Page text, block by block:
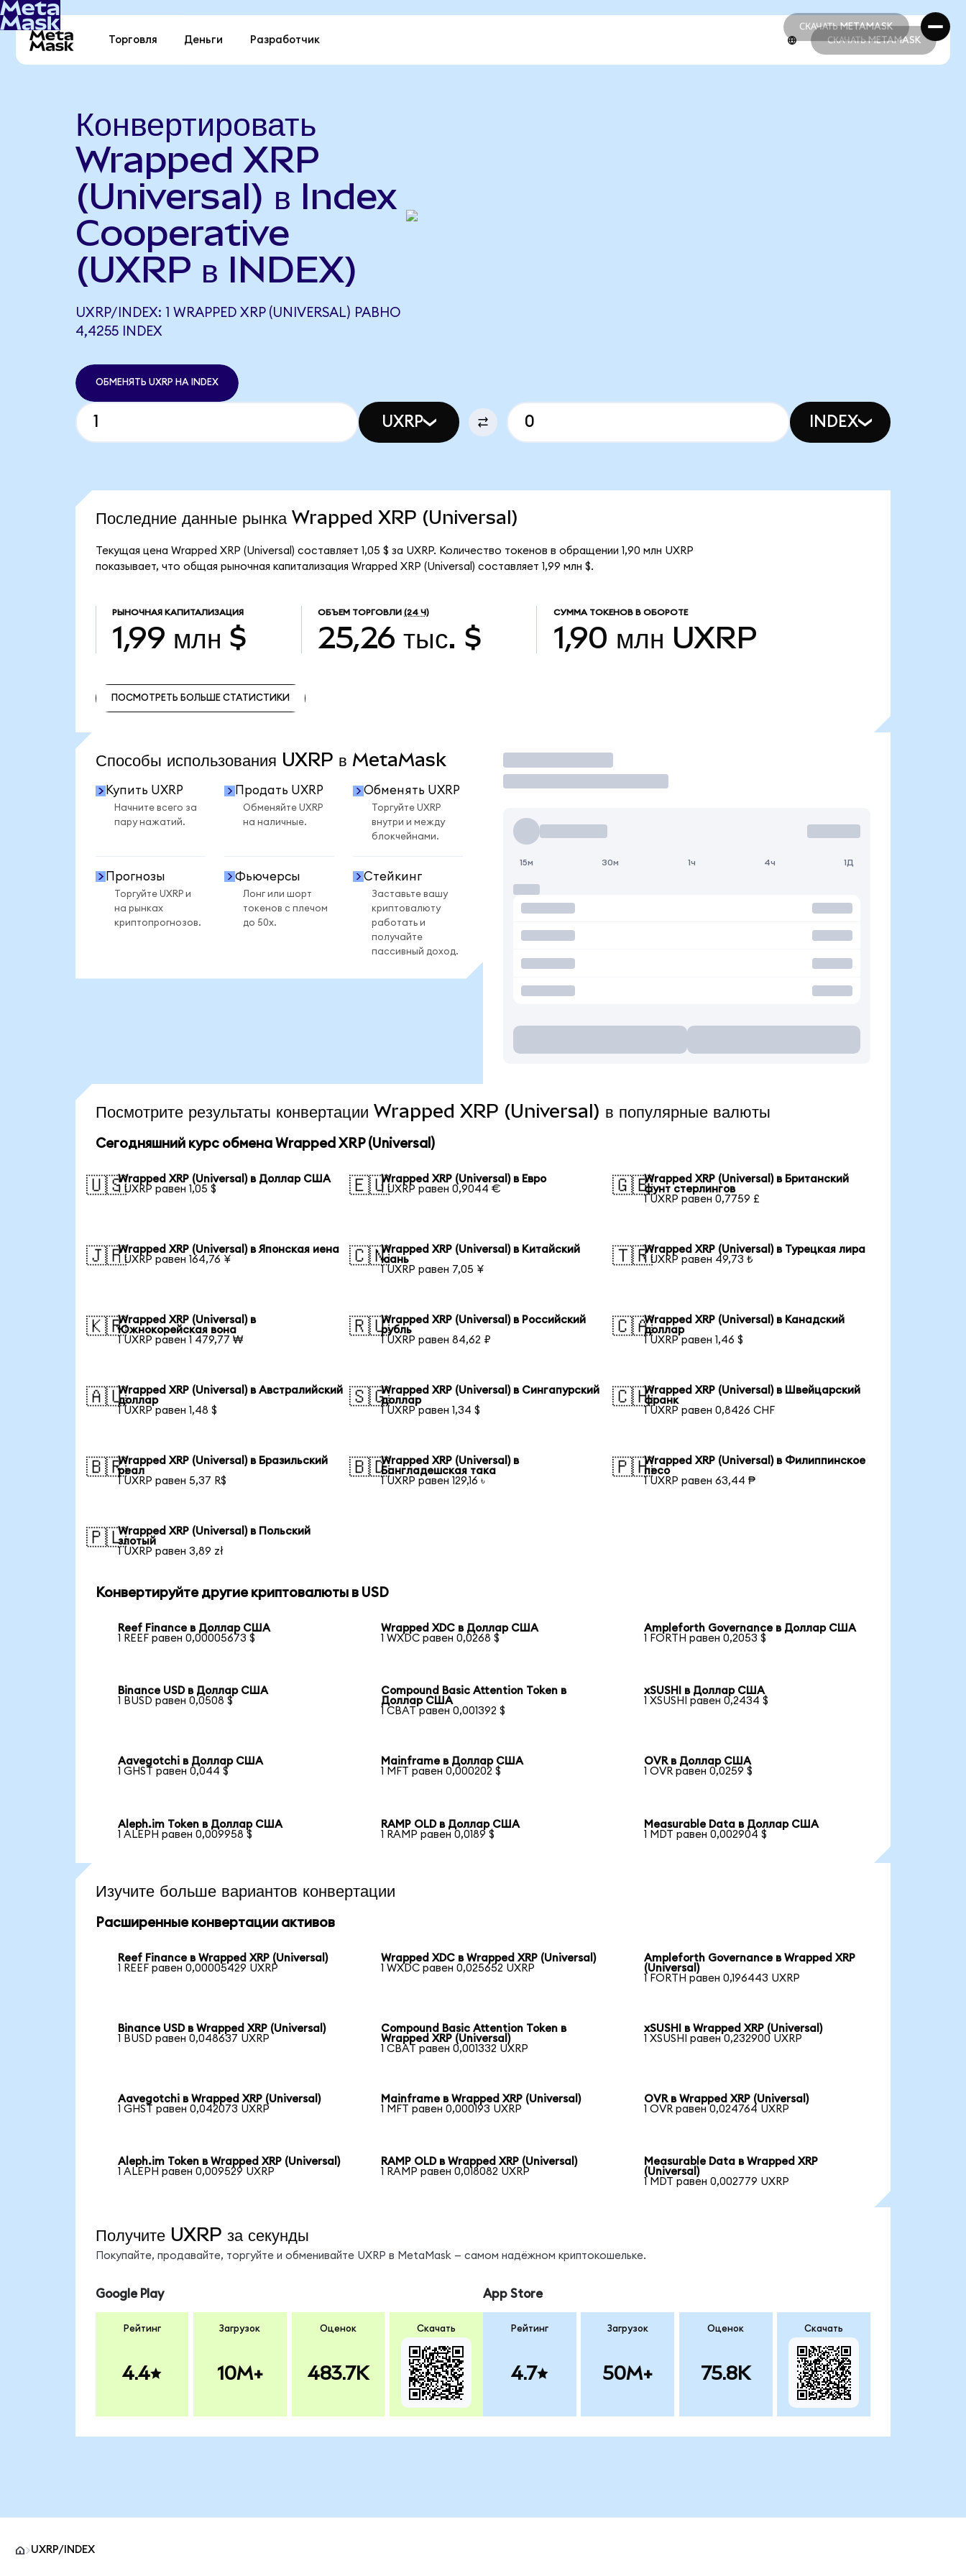
СКАЧАТЬ METAMASK
СКАЧАТЬ METAMASK
Торговля Деньги Разработчик СКАЧАТЬ METAMASK
Конвертировать
Wrapped XRP
(Universal) в Index
Cooperative
(UXRP в INDEX)
UXRP/INDEX: 1 WRAPPED XRP (UNIVERSAL) РАВНО
4,4255 INDEX
ОБМЕНЯТЬ UXRP НА INDEX
UXRP INDEX
Последние данные рынка Wrapped XRP (Universal)
Текущая цена Wrapped XRP (Universal) составляет 1,05 $ за UXRP. Количество токенов в обращении 1,90 млн UXRP
показывает, что общая рыночная капитализация Wrapped XRP (Universal) составляет 1,99 млн $.
РЫНОЧНАЯ КАПИТАЛИЗАЦИЯ
1,99 млн $
ОБЪЕМ ТОРГОВЛИ (24 Ч)
25,26 тыс. $
СУММА ТОКЕНОВ В ОБОРОТЕ
1,90 млн UXRP
ПОСМОТРЕТЬ БОЛЬШЕ СТАТИСТИКИ
Способы использования UXRP в MetaMask
Купить UXRP
Начните всего за
пару нажатий.
Продать UXRP
Обменяйте UXRP
на наличные.
Обменять UXRP
Торгуйте UXRP
внутри и между
блокчейнами.
Прогнозы
Торгуйте UXRP и
на рынках
криптопрогнозов.
Фьючерсы
Лонг или шорт
токенов с плечом
до 50x.
Стейкинг
Заставьте вашу
криптовалюту
работать и
получайте
пассивный доход.
Торговать
15м 30м 1ч 4ч 1Д
Посмотрите результаты конвертации Wrapped XRP (Universal) в популярные валюты
Сегодняшний курс обмена Wrapped XRP (Universal)
🇺🇸Wrapped XRP (Universal) в Доллар США
1 UXRP равен 1,05 $
🇪🇺Wrapped XRP (Universal) в Евро
1 UXRP равен 0,9044 €
🇬🇧Wrapped XRP (Universal) в Британский
фунт стерлингов
1 UXRP равен 0,7759 £
🇯🇵Wrapped XRP (Universal) в Японская иена
1 UXRP равен 164,76 ¥
🇨🇳Wrapped XRP (Universal) в Китайский
юань
1 UXRP равен 7,05 ¥
🇹🇷Wrapped XRP (Universal) в Турецкая лира
1 UXRP равен 49,73 ₺
🇰🇷Wrapped XRP (Universal) в
Южнокорейская вона
1 UXRP равен 1 479,77 ₩
🇷🇺Wrapped XRP (Universal) в Российский
рубль
1 UXRP равен 84,62 ₽
🇨🇦Wrapped XRP (Universal) в Канадский
доллар
1 UXRP равен 1,46 $
🇦🇺Wrapped XRP (Universal) в Австралийский
доллар
1 UXRP равен 1,48 $
🇸🇬Wrapped XRP (Universal) в Сингапурский
доллар
1 UXRP равен 1,34 $
🇨🇭Wrapped XRP (Universal) в Швейцарский
франк
1 UXRP равен 0,8426 CHF
🇧🇷Wrapped XRP (Universal) в Бразильский
реал
1 UXRP равен 5,37 R$
🇧🇩Wrapped XRP (Universal) в
Бангладешская така
1 UXRP равен 129,16 ৳
🇵🇭Wrapped XRP (Universal) в Филиппинское
песо
1 UXRP равен 63,44 ₱
🇵🇱Wrapped XRP (Universal) в Польский
злотый
1 UXRP равен 3,89 zł
Конвертируйте другие криптовалюты в USD
Reef Finance в Доллар США
1 REEF равен 0,00005673 $
Wrapped XDC в Доллар США
1 WXDC равен 0,0268 $
Ampleforth Governance в Доллар США
1 FORTH равен 0,2053 $
Binance USD в Доллар США
1 BUSD равен 0,0508 $
Compound Basic Attention Token в
Доллар США
1 CBAT равен 0,001392 $
xSUSHI в Доллар США
1 XSUSHI равен 0,2434 $
Aavegotchi в Доллар США
1 GHST равен 0,044 $
Mainframe в Доллар США
1 MFT равен 0,000202 $
OVR в Доллар США
1 OVR равен 0,0259 $
Aleph.im Token в Доллар США
1 ALEPH равен 0,009958 $
RAMP OLD в Доллар США
1 RAMP равен 0,0189 $
Measurable Data в Доллар США
1 MDT равен 0,002904 $
Изучите больше вариантов конвертации
Расширенные конвертации активов
Reef Finance в Wrapped XRP (Universal)
1 REEF равен 0,00005429 UXRP
Wrapped XDC в Wrapped XRP (Universal)
1 WXDC равен 0,025652 UXRP
Ampleforth Governance в Wrapped XRP
(Universal)
1 FORTH равен 0,196443 UXRP
Binance USD в Wrapped XRP (Universal)
1 BUSD равен 0,048637 UXRP
Compound Basic Attention Token в
Wrapped XRP (Universal)
1 CBAT равен 0,001332 UXRP
xSUSHI в Wrapped XRP (Universal)
1 XSUSHI равен 0,232900 UXRP
Aavegotchi в Wrapped XRP (Universal)
1 GHST равен 0,042073 UXRP
Mainframe в Wrapped XRP (Universal)
1 MFT равен 0,000193 UXRP
OVR в Wrapped XRP (Universal)
1 OVR равен 0,024764 UXRP
Aleph.im Token в Wrapped XRP (Universal)
1 ALEPH равен 0,009529 UXRP
RAMP OLD в Wrapped XRP (Universal)
1 RAMP равен 0,018082 UXRP
Measurable Data в Wrapped XRP
(Universal)
1 MDT равен 0,002779 UXRP
Получите UXRP за секунды
Покупайте, продавайте, торгуйте и обменивайте UXRP в MetaMask — самом надёжном криптокошельке.
Google Play
Рейтинг
4.4
Загрузок
10M+
Оценок
483.7K
Скачать
App Store
Рейтинг
4.7
Загрузок
50M+
Оценок
75.8K
Скачать
UXRP/INDEX